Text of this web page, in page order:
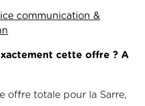
communication &
cette offre ? A
offre totale pour la Sarre,